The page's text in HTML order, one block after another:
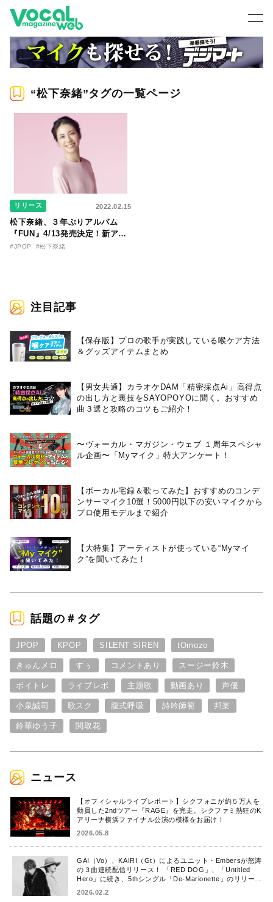
“松下奈緒”タグの一覧ページ
リリース 2022.02.15
松下奈緒、３年ぶりアルバム
『FUN』4/13発売決定！新アー
写＆ジャケットビジュアルも公
#JPOP #松下奈緒
注目記事
【保存版】プロの歌手が実践している喉ケア⽅法
＆グッズアイテムまとめ
【男女共通】カラオケDAM「精密採点Ai」高得点
の出し方と裏技をSAYOPOYOに聞く。おすすめ
曲３選と攻略のコツもご紹介！
〜ヴォーカル・マガジン・ウェブ １周年スペシャ
ル企画〜「Myマイク」特大アンケート！
【ボーカル宅録＆歌ってみた】おすすめのコンデ
ンサーマイク10選！5000円以下の安いマイクから
プロ使用モデルまで紹介
【大特集】アーティストが使っている“Myマイ
ク”を聞いてみた！
話題の＃タグ
JPOP KPOP SILENT SIREN tOmozo
きゅんメロ すぅ コメントあり スージー鈴木
ボイトレ ライブレポ 主題歌 動画あり 声優
小泉誠司 歌スク 腹式呼吸 詩吟師範 邦楽
鈴華ゆう子 関取花
ニュース
【オフィシャルライブレポート】シクフォニが約５万人を
動員した2ndツアー『RAGE』を完走。シクファミ熱狂のK
アリーナ横浜ファイナル公演の模様をお届け！
2026.05.8
GAI（Vo）、KAIRI（Gt）によるユニット・Embersが怒涛
の３曲連続配信リリース！ 「RED DOG」、「Untitled
Hero」に続き、5thシングル「De-Marionette」のリリース
2026.02.2